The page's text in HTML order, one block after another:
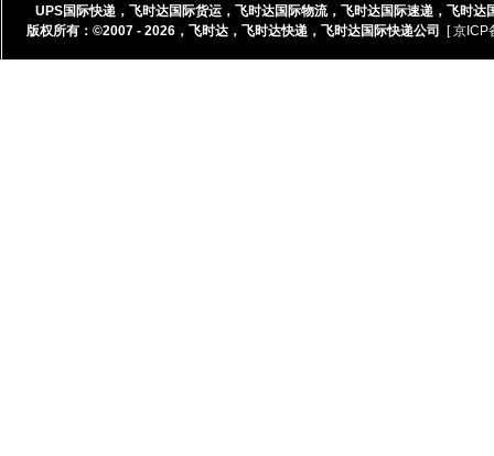
UPS国际快递 ， 飞时达国际货运 ， 飞时达国际物流， 飞时达国际速递 ， 飞时达
版权所有：©2007 - 2026， 飞时达， 飞时达快递， 飞时达国际快递公司 [ 京ICP